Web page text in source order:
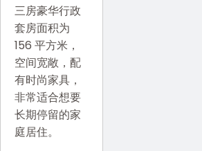
三房豪华行政
套房面积为
156 平方米，
空间宽敞，配
有时尚家具，
非常适合想要
长期停留的家
庭居住。